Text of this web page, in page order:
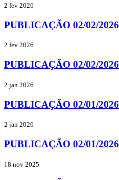
2 fev 2026
PUBLICAÇÃO 02/02/2026
2 fev 2026
PUBLICAÇÃO 02/02/2026
2 jan 2026
PUBLICAÇÃO 02/01/2026
2 jan 2026
PUBLICAÇÃO 02/01/2026
18 nov 2025